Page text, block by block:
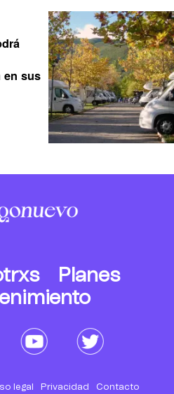
en sus
Planes
legal Privacidad Contacto